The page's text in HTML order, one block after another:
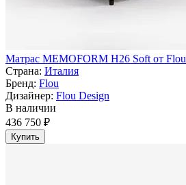
Матрас MEMOFORM H26 Soft от Flou
Страна: Италия
Бренд: Flou
Дизайнер: Flou Design
В наличии
436 750 ₽
Купить